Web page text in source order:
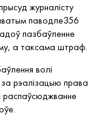
журналісту
паводле356
пазбаўленне
а таксама штраф.
волі
рэалізацыю права
распаўсюджванне